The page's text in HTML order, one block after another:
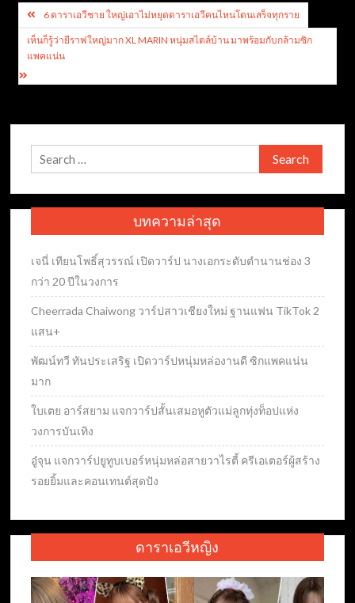
Post
navigation
6 ดาราเอวีชาย ใหญ่เอาไม่หยุดดาราเอวีคนไหนโดนเสร็จทุกราย
เห็นก็รู้ว่ายีราฟใหญ่มาก XL MARIN หนุ่มสไตล์บ้าน มาพร้อมกับกล้ามซิก
แพคแน่น
Search
for:
บทความล่าสุด
เจนี่ เทียนโพธิ์สุวรรณ์ เปิดวาร์ป นางเอกระดับตำนานช่อง 3
กว่า 20 ปีในวงการ
Cheerrada Chaiwong วาร์ปสาวเชียงใหม่ ฐานแฟน TikTok 2
แสน+
พัฒน์ทวี ทันประเสริฐ เปิดวาร์ปหนุ่มหล่องานดี ซิกแพคแน่น
มาก
ใบเตย อาร์สยาม แจกวาร์ปสั้นเสมอหูตัวแม่ลูกทุ่งท็อปแห่ง
วงการบันเทิง
อู๋จุน แจกวาร์ปยูทูบเบอร์หนุ่มหล่อสายวาไรตี้ ครีเอเตอร์ผู้สร้าง
รอยยิ้มและคอนเทนต์สุดปัง
ดาราเอวีหญิง